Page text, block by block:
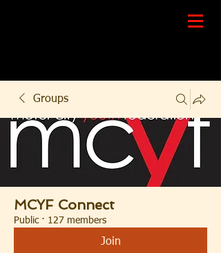
Groups
MCYF Connect
Public · 127 members
Join